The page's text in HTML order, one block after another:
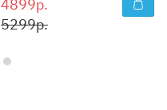
4899р.
5299р.